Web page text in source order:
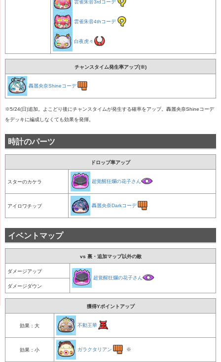
雲雀朱音3rdコーデ
雲雀朱音4thコーデ
白夜虎々
チャンスタイム発生率アップ(※)
轟麗央奈Shineコーデ
※5/24(日)追加。よこどり後にチャンスタイムが発生する確率をアップ。轟麗央奈Shineコーデ
をデッキに編成しなくても効果を発揮。
時計のパーツ
ドロップ率アップ
スターのカケラ 超覚醒狂爛の花子さん
アイロワチップ 轟麗央奈Darkコーデ
イベントマップ
vs 裏・追加マップ以外の敵
ダメージアップ
超覚醒狂爛の花子さん
ダメージダウン
獲得Yポイントアップ
効果：大 不動王華
効果：小 ガラクタリアン ※